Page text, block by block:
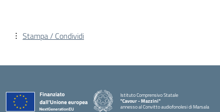
Stampa / Condividi
Istituto Comprensivo Statale
"Cavour - Mazzini"
annesso al Convitto audiofonolesi di Marsala